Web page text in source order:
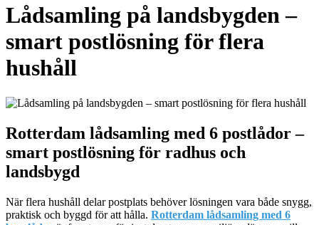
Lådsamling på landsbygden –
smart postlösning för flera
hushåll
Rotterdam lådsamling med 6 postlådor –
smart postlösning för radhus och
landsbygd
När flera hushåll delar postplats behöver lösningen vara både snygg,
praktisk och byggd för att hålla. Rotterdam lådsamling med 6